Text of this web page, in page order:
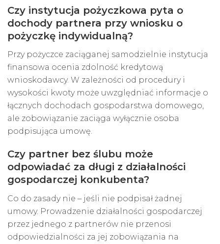
Czy instytucja pożyczkowa pyta o
dochody partnera przy wniosku o
pożyczkę indywidualną?
Przy pożyczce zaciąganej samodzielnie instytucja
finansowa ocenia zdolność kredytową
wnioskodawcy. W zależności od procedury i
wysokości kwoty może uwzględniać informacje o
łącznych dochodach gospodarstwa domowego,
ale zobowiązanie zaciąga wyłącznie osoba
podpisująca umowę.
Czy partner bez ślubu może
odpowiadać za długi z działalności
gospodarczej konkubenta?
Co do zasady nie – jeśli nie podpisał żadnej
umowy. Prowadzenie działalności gospodarczej
przez jednego z partnerów nie przenosi
odpowiedzialności za jej zobowiązania na